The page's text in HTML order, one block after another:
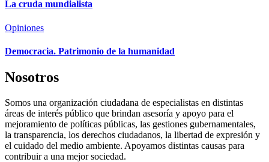
La cruda mundialista
Opiniones
Democracia. Patrimonio de la humanidad
Nosotros
Somos una organización ciudadana de especialistas en distintas
áreas de interés público que brindan asesoría y apoyo para el
mejoramiento de políticas públicas, las gestiones gubernamentales,
la transparencia, los derechos ciudadanos, la libertad de expresión y
el cuidado del medio ambiente. Apoyamos distintas causas para
contribuir a una mejor sociedad.